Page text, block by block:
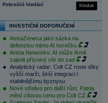
hledat
Pokročilé hledání
INVESTIČNÍ DOPORUČENÍ
AstraZeneca jako sázka na
defenzivu mimo AI horečku
Arista Networks: AI může firmě
zajistit příznivý vítr do zad
Analytický radar: Colt CZ roste díky
vyšší marži, širší integraci i
stabilnějšímu byznysu
Nové střelivo pro další růst. Patria
mění cílovou cenu pro Colt CZ